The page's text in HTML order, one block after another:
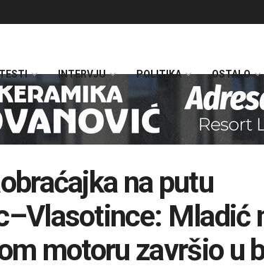
INTERVJU POLITIKA OSTALO
na putu
Mladić
motoru završio u